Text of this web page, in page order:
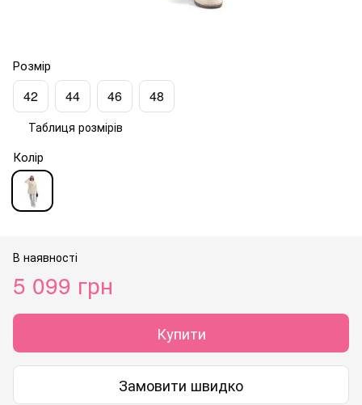
Розмір
42 44 46 48
Таблиця розмірів
Колір
В наявності
5 099 грн
Купити
Замовити швидко